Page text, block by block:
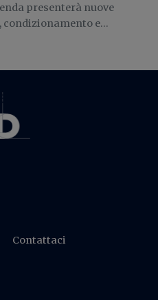
presenterà nuove
e...
Contattaci